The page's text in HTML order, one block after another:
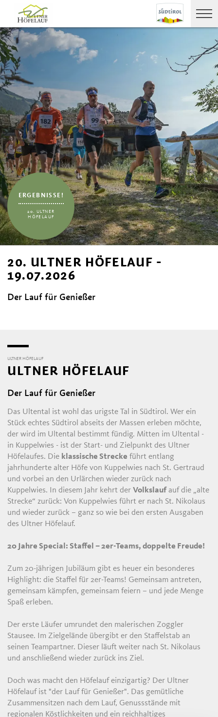
20. ULTNER HÖFELAUF -
19.07.2026
Der Lauf für Genießer
ERGEBNISSE!
20. ULTNER
HÖFELAUF
ULTNER HÖFELAUF
ULTNER HÖFELAUF
Der Lauf für Genießer
Das Ultental ist wohl das urigste Tal in Südtirol. Wer ein
Stück echtes Südtirol abseits der Massen erleben möchte,
der wird im Ultental bestimmt fündig. Mitten im Ultental -
in Kuppelwies - ist der Start- und Zielpunkt des Ultner
Höfelaufes. Die klassische Strecke führt entlang
jahrhunderte alter Höfe von Kuppelwies nach St. Gertraud
und vorbei an den Urlärchen wieder zurück nach
Kuppelwies. In diesem Jahr kehrt derVolkslaufauf die „alte
Strecke“ zurück: Von Kuppelwies führt er nach St. Nikolaus
und wieder zurück – ganz so wie bei den ersten Ausgaben
des Ultner Höfelauf.
20 Jahre Special: Staffel – 2er-Teams, doppelte Freude!
Zum 20-jährigen Jubiläum gibt es heuer ein besonderes
Highlight: die Staffel für 2er-Teams! Gemeinsam antreten,
gemeinsam kämpfen, gemeinsam feiern – und jede Menge
Spaß erleben.
Der erste Läufer umrundet den malerischen Zoggler
Stausee. Im Zielgelände übergibt er den Staffelstab an
seinen Teampartner. Dieser läuft weiter nach St. Nikolaus
und anschließend wieder zurück ins Ziel.
Doch was macht den Höfelauf einzigartig? Der Ultner
Höfelauf ist "der Lauf für Genießer". Das gemütliche
Zusammensitzen nach dem Lauf, Genussstände mit
regionalen Köstlichkeiten und ein reichhaltiges